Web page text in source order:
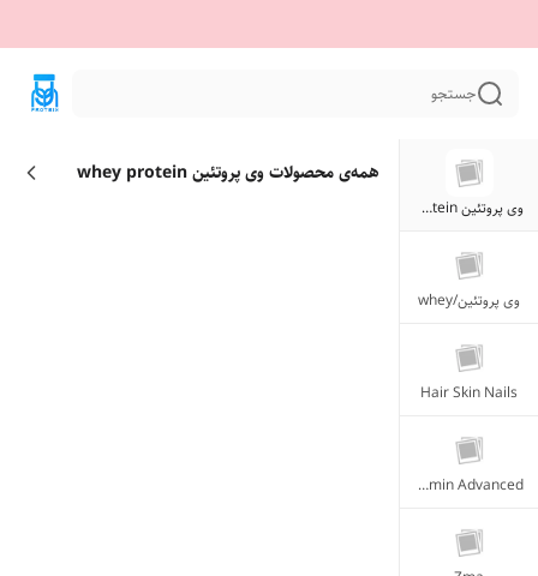
جستجو
وی پروتئین whey protein
وی پروتئین/whey
Hair Skin Nails
Hairtamin Advanced
همه‌ی محصولاتوی پروتئین whey protein